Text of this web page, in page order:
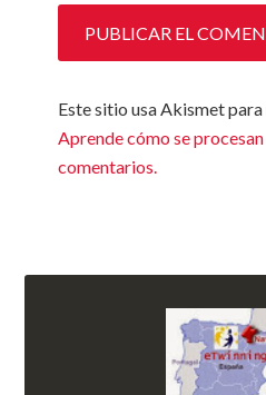
Este sitio usa Akismet
Aprende cómo se
comentarios.